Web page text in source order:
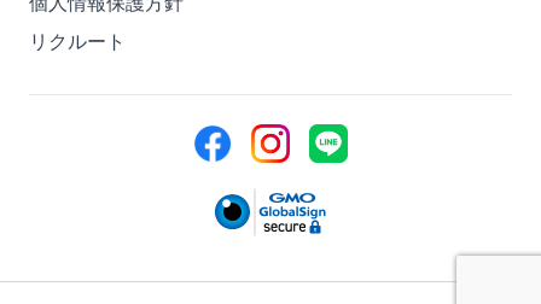
リクルート